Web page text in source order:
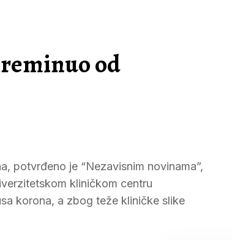
od
potvrđeno je “Nezavisnim novinama”,
kliničkom centru
korona, a zbog teže kliničke slike